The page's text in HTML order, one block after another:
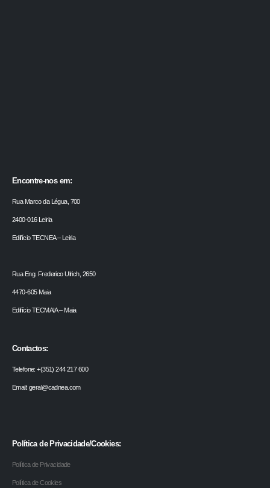
Encontre-nos em:
Rua Marco da Légua, 700
2400-016 Leiria
Edifício TECNEA – Leiria
Rua Eng. Frederico Ulrich, 2650
4470-605 Maia
Edifício TECMAIA – Maia
Contactos:
Telefone: +(351) 244 217 600
Email: geral@cadnea.com
Política de Privacidade/Cookies:
Política de Privacidade
Política de Cookies